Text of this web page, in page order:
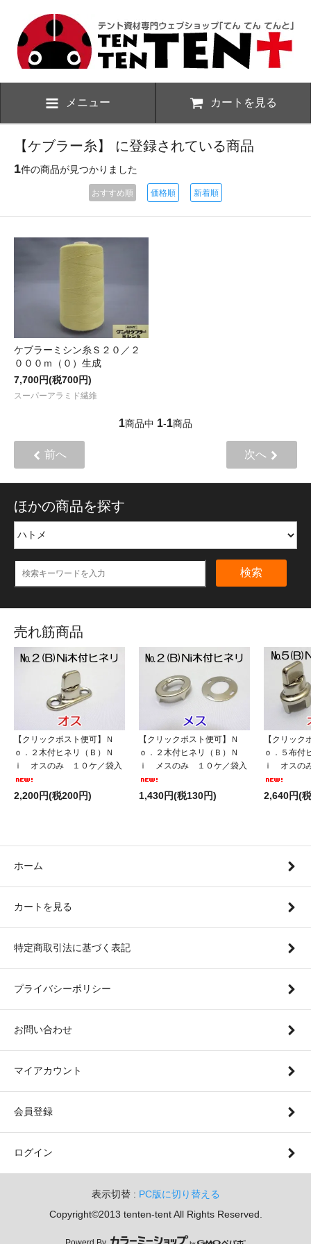
メニュー カートを見る
【ケブラー糸】 に登録されている商品
1件の商品が見つかりました
おすすめ順 価格順 新着順
ケブラーミシン糸Ｓ２０／２
０００ｍ（０）生成
7,700円(税700円)
スーパーアラミド繊維
1商品中 1-1商品
前へ 次へ
ほかの商品を探す
検索
売れ筋商品
【クリックポスト便可】Ｎ
ｏ．２木付ヒネリ（Ｂ）Ｎ
ｉ オスのみ １０ケ／袋入
2,200円(税200円)
【クリックポスト便可】Ｎ
ｏ．２木付ヒネリ（Ｂ）Ｎ
ｉ メスのみ １０ケ／袋入
1,430円(税130円)
【クリック
ｏ．５布付
ｉ オスの
2,640円(
ホーム
カートを見る
特定商取引法に基づく表記
プライバシーポリシー
お問い合わせ
マイアカウント
会員登録
ログイン
表示切替 : PC版に切り替える
Copyright©2013 tenten-tent All Rights Reserved.